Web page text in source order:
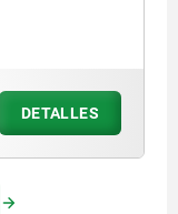
DETALLES